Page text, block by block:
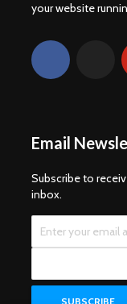
your website
Email
Subscribe to
inbox.